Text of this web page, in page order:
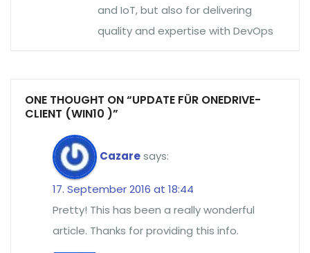
and IoT, but also for delivering
quality and expertise with DevOps
ONE THOUGHT ON “UPDATE FÜR ONEDRIVE-
CLIENT (WIN10 )”
Cazaresays:
17. September 2016 at 18:44
Pretty! This has been a really wonderful
article. Thanks for providing this info.